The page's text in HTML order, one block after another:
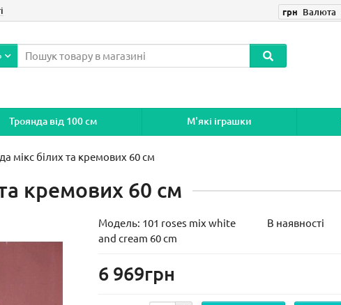
грн Валюта
Троянда від 100 см М'які іграшки
мікс білих та кремових 60 см
кремових 60 см
Модель: 101 roses mix white
and cream 60 cm
В наявності
6 969грн